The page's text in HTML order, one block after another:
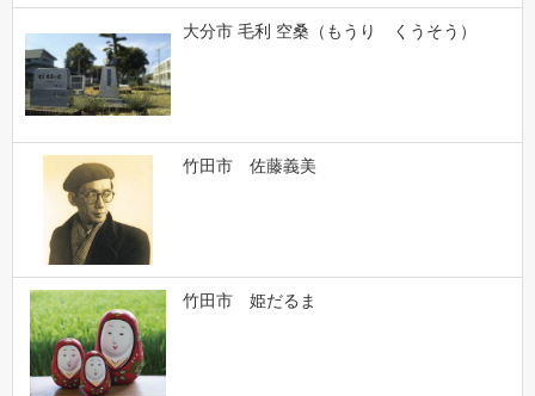
大分市 毛利 空桑（もうり くうそう）
竹田市 佐藤義美
竹田市 姫だるま